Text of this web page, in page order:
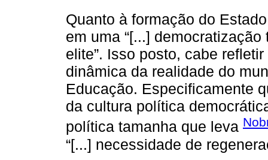
Quanto à formação do
em uma “[...]
elite”. Isso posto, cabe
dinâmica da realidade do
Educação. Especificamente
da cultura política
política tamanha que leva
“[...] necessidade de